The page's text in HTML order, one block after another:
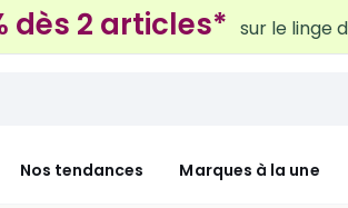
Nos tendances Marques à la une